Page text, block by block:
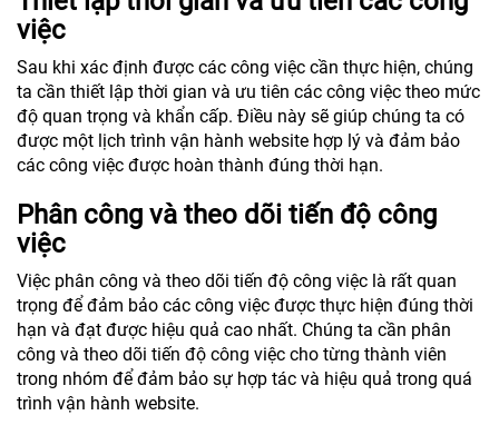
việc
Sau khi xác định được các công việc cần thực hiện, chúng
ta cần thiết lập thời gian và ưu tiên các công việc theo mức
độ quan trọng và khẩn cấp. Điều này sẽ giúp chúng ta có
được một lịch trình vận hành website hợp lý và đảm bảo
các công việc được hoàn thành đúng thời hạn.
Phân công và theo dõi tiến độ công
việc
Việc phân công và theo dõi tiến độ công việc là rất quan
trọng để đảm bảo các công việc được thực hiện đúng thời
hạn và đạt được hiệu quả cao nhất. Chúng ta cần phân
công và theo dõi tiến độ công việc cho từng thành viên
trong nhóm để đảm bảo sự hợp tác và hiệu quả trong quá
trình vận hành website.